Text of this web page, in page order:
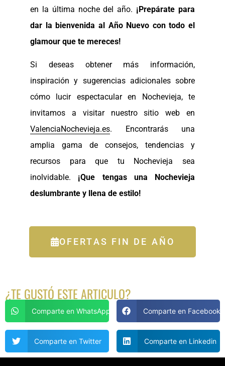
en la última noche del año. ¡Prepárate para
dar la bienvenida al Año Nuevo con todo el
glamour que te mereces!
Si deseas obtener más información,
inspiración y sugerencias adicionales sobre
cómo lucir espectacular en Nochevieja, te
invitamos a visitar nuestro sitio web en
ValenciaNochevieja.es. Encontrarás una
amplia gama de consejos, tendencias y
recursos para que tu Nochevieja sea
inolvidable. ¡Que tengas una Nochevieja
deslumbrante y llena de estilo!
OFERTAS FIN DE AÑO
¿TE GUSTÓ ESTE ARTICULO?
Comparte en WhatsApp Comparte en Facebook
Comparte en Twitter Comparte en Linkedin